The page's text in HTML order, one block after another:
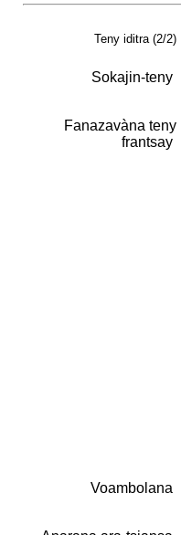
Teny iditra (2/2)
Sokajin-teny
Fanazavàna teny
frantsay
Voambolana